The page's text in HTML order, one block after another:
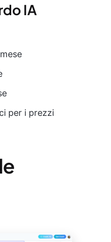
IA
per i prezzi